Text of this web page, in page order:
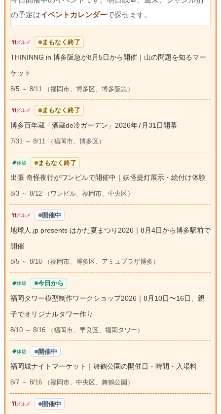
の予定はイベントカレンダーで探せます。
グルメ まもなく終了
THININNG in 博多阪急が8月5日から開催｜山の問題を知るマー
ケット
8/5 ～ 8/11 （福岡市、博多区、博多阪急）
グルメ まもなく終了
博多百年蔵「酒蔵de冷ガーデン」2026年7月31日開幕
7/31 ～ 8/11 （福岡市、博多区）
体験 まもなく終了
出張 奇怪夜行がワンビルで開催中｜妖怪提灯展示・絵付け体験
8/3 ～ 8/12 （ワンビル、福岡市、中央区）
グルメ 開催中
地球人.jp presents はかた夏まつり2026｜8月4日から博多駅前で
開催
8/5 ～ 8/16 （福岡市、博多区、アミュプラザ博多）
体験 今日から
福岡タワー模型制作ワークショップ2026｜8月10日〜16日、親
子でオリジナルタワー作り
8/10 ～ 8/16 （福岡市、早良区、福岡タワー）
体験 開催中
福岡城ナイトマーケット｜舞鶴公園の開催日・時間・入場料
8/7 ～ 8/16 （福岡市、中央区、舞鶴公園）
グルメ 開催中